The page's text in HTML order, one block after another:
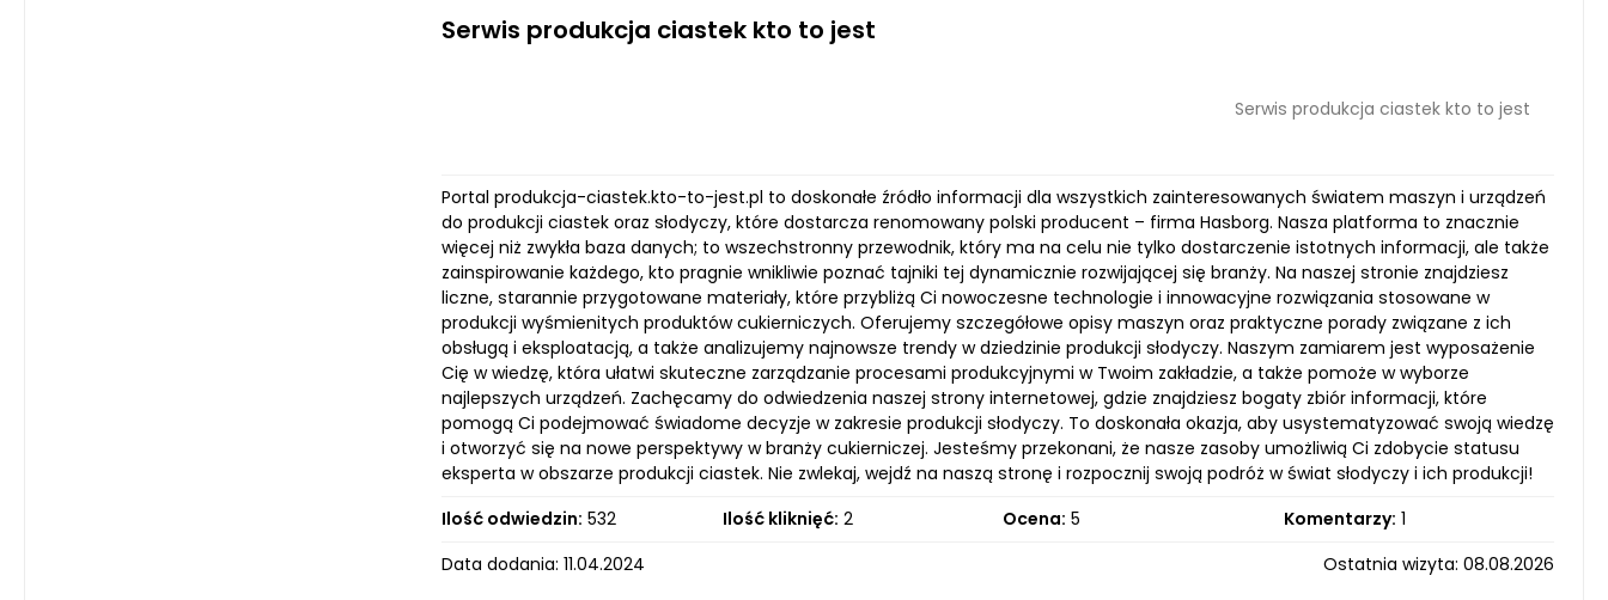
Serwis produkcja ciastek kto to jest
Serwis produkcja ciastek kto to jest
Portal produkcja-ciastek.kto-to-jest.pl to doskonałe źródło informacji dla wszystkich zainteresowanych światem maszyn i urządzeń
do produkcji ciastek oraz słodyczy, które dostarcza renomowany polski producent – firma Hasborg. Nasza platforma to znacznie
więcej niż zwykła baza danych; to wszechstronny przewodnik, który ma na celu nie tylko dostarczenie istotnych informacji, ale także
zainspirowanie każdego, kto pragnie wnikliwie poznać tajniki tej dynamicznie rozwijającej się branży. Na naszej stronie znajdziesz
liczne, starannie przygotowane materiały, które przybliżą Ci nowoczesne technologie i innowacyjne rozwiązania stosowane w
produkcji wyśmienitych produktów cukierniczych. Oferujemy szczegółowe opisy maszyn oraz praktyczne porady związane z ich
obsługą i eksploatacją, a także analizujemy najnowsze trendy w dziedzinie produkcji słodyczy. Naszym zamiarem jest wyposażenie
Cię w wiedzę, która ułatwi skuteczne zarządzanie procesami produkcyjnymi w Twoim zakładzie, a także pomoże w wyborze
najlepszych urządzeń. Zachęcamy do odwiedzenia naszej strony internetowej, gdzie znajdziesz bogaty zbiór informacji, które
pomogą Ci podejmować świadome decyzje w zakresie produkcji słodyczy. To doskonała okazja, aby usystematyzować swoją wiedzę
i otworzyć się na nowe perspektywy w branży cukierniczej. Jesteśmy przekonani, że nasze zasoby umożliwią Ci zdobycie statusu
eksperta w obszarze produkcji ciastek. Nie zwlekaj, wejdź na naszą stronę i rozpocznij swoją podróż w świat słodyczy i ich produkcji!
Ilość odwiedzin: 532 Ilość kliknięć: 2 Ocena: 5 Komentarzy: 1
Data dodania: 11.04.2024
Ostatnia wizyta: 08.08.2026